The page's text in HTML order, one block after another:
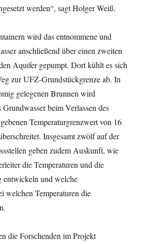
werden“, sagt Holger Weiß.
wird das entnommene und
anschließend über einen zweiten
Aquifer gepumpt. Dort kühlt es sich
zur UFZ-Grundstückgrenze ab. In
gelegenen Brunnen wird
Grundwasser beim Verlassen des
Temperaturgrenzwert von 16
Insgesamt zwölf auf der
geben zudem Auskunft, wie
die Temperaturen und die
entwickeln und welche
welchen Temperaturen die
die Forschenden im Projekt